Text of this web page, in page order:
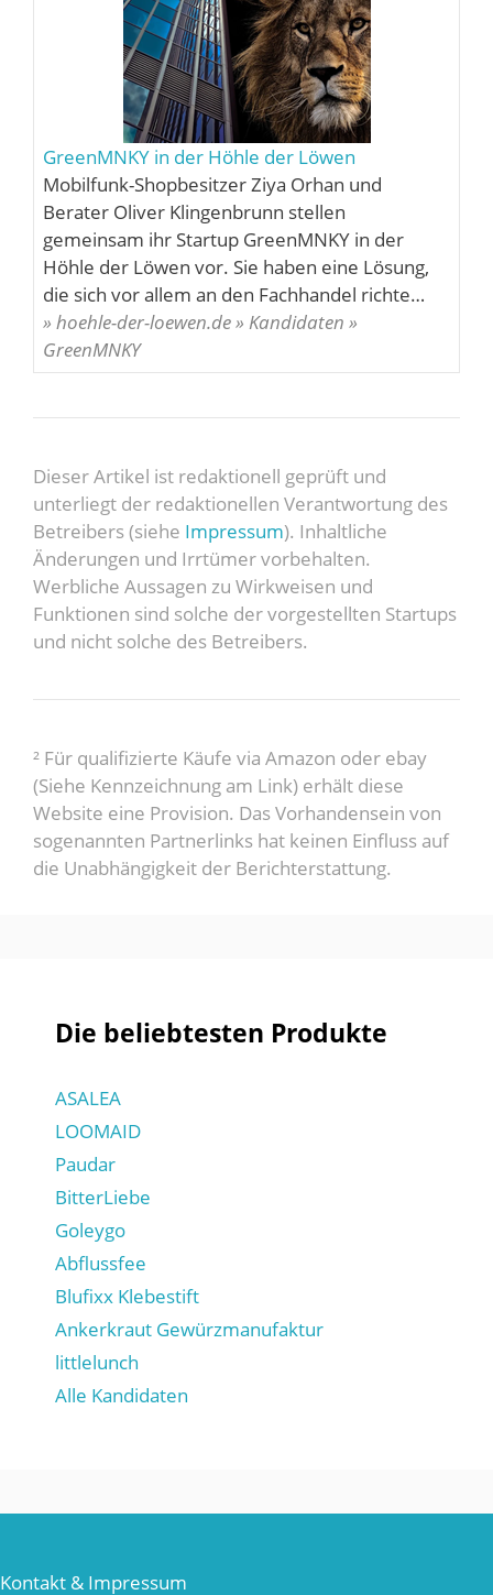
GreenMNKY in der Höhle der Löwen
Mobilfunk-Shopbesitzer Ziya Orhan und
Berater Oliver Klingenbrunn stellen
gemeinsam ihr Startup GreenMNKY in der
Höhle der Löwen vor. Sie haben eine Lösung,
die sich vor allem an den Fachhandel richte…
» hoehle-der-loewen.de » Kandidaten »
GreenMNKY
Dieser Artikel ist redaktionell geprüft und
unterliegt der redaktionellen Verantwortung des
Betreibers (siehe Impressum). Inhaltliche
Änderungen und Irrtümer vorbehalten.
Werbliche Aussagen zu Wirkweisen und
Funktionen sind solche der vorgestellten Startups
und nicht solche des Betreibers.
² Für qualifizierte Käufe via Amazon oder ebay
(Siehe Kennzeichnung am Link) erhält diese
Website eine Provision. Das Vorhandensein von
sogenannten Partnerlinks hat keinen Einfluss auf
die Unabhängigkeit der Berichterstattung.
Die beliebtesten Produkte
ASALEA
LOOMAID
Paudar
BitterLiebe
Goleygo
Abflussfee
Blufixx Klebestift
Ankerkraut Gewürzmanufaktur
littlelunch
Alle Kandidaten
Kontakt & Impressum